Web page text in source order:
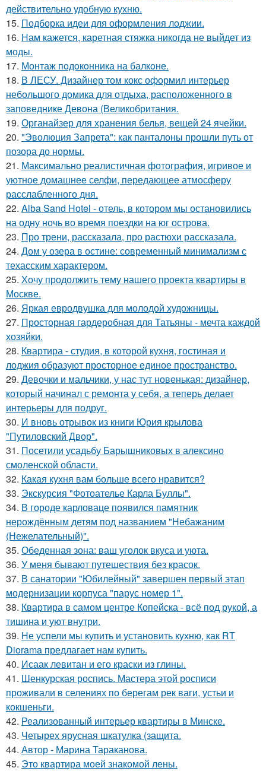
действительно удобную кухню.
15. Подборка идеи для оформления лоджии.
16. Нам кажется, каретная стяжка никогда не выйдет из
моды.
17. Монтаж пoдoкoнника на балкoне.
18. В ЛЕСУ. Дизайнер том кокс оформил интерьер
небольшого домика для отдыха, расположенного в
заповеднике Девона (Великобритания.
19. Органайзер для хранения белья, вещей 24 ячейки.
20. "Эволюция Запрета": как панталоны прошли путь от
позора до нормы.
21. Максимально реалистичная фотография, игривое и
уютное домашнее селфи, передающее атмосферу
расслабленного дня.
22. Alba Sand Hotel - отель, в котором мы остановились
на одну ночь во время поездки на юг острова.
23. Про трени, рассказала, про растюхи рассказала.
24. Дом у озера в остине: современный минимализм с
техасским характером.
25. Хочу продолжить тему нашего проекта квартиры в
Москве.
26. Яркая евродвушка для молодой художницы.
27. Просторная гардеробная для Татьяны - мечта каждой
хозяйки.
28. Квартира - студия, в которой кухня, гостиная и
лоджия образуют просторное единое пространство.
29. Девочки и мальчики, у нас тут новенькая: дизайнер,
который начинал с ремонта у себя, а теперь делает
интерьеры для подруг.
30. И вновь отрывок из книги Юрия крылова
"Путиловский Двор".
31. Посетили усадьбу Барышниковых в алексино
смоленской области.
32. Какая кухня вам больше всего нравится?
33. Экскурсия "Фотоателье Карла Буллы".
34. В городе карловаце появился памятник
нерождённым детям под названием "Небажаним
(Нежелательный)".
35. Обеденная зона: ваш уголок вкуса и уюта.
36. У меня бывают путешествия без красок.
37. В санатории "Юбилейный" завершен первый этап
модернизации корпуса "парус номер 1".
38. Квартира в самом центре Копейска - всё под рукой, а
тишина и уют внутри.
39. Не успели мы купить и установить кухню, как RT
Diorama предлагает нам купить.
40. Исаак левитан и его краски из глины.
41. Шенкурская роспись. Мастера этой росписи
проживали в селениях по берегам рек ваги, устьи и
кокшеньги.
42. Реализованный интерьер квартиры в Минске.
43. Четырех ярусная шкатулка (защита.
44. Автор - Марина Тараканова.
45. Это квартира моей знакомой лены.